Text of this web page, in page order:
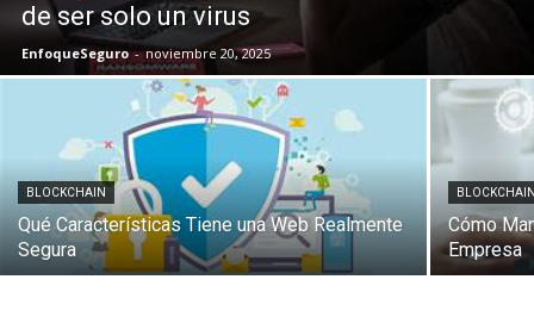
de ser solo un virus
EnfoqueSeguro - noviembre 20, 2025
BLOCKCHAIN
Qué Características Tiene una Web Realmente
Segura
Cómo
Empresa